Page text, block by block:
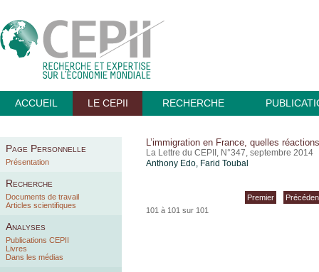
ACCUEIL LE CEPII RECHERCHE
Page Personnelle
Présentation
Recherche
Documents de travail
Articles scientifiques
Analyses
Publications CEPII
Livres
Dans les médias
L’immigration en France, quelles
La Lettre du CEPII, N°347, septembre 2014
Anthony Edo, Farid Toubal
Premier
101 à 101 sur 101